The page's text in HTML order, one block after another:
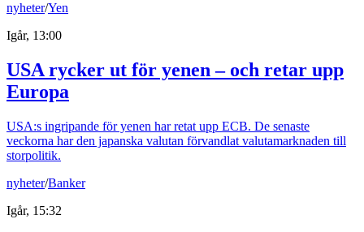
nyheter/Yen
Igår, 13:00
USA rycker ut för yenen – och retar upp
Europa
USA:s ingripande för yenen har retat upp ECB. De senaste
veckorna har den japanska valutan förvandlat valutamarknaden till
storpolitik.
nyheter/Banker
Igår, 15:32